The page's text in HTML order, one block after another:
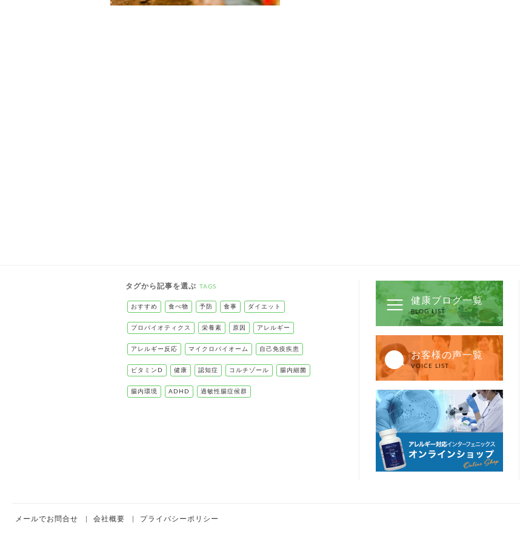
タグから記事を選ぶ TAGS
おすすめ 食べ物 予防 食事 ダイエット
プロバイオティクス 栄養素 原因 アレルギー
アレルギー反応 マイクロバイオーム 自己免疫疾患
ビタミンD 健康 認知症 コルチゾール 腸内細菌
腸内環境 ADHD 過敏性腸症候群
健康ブログ一覧
BLOG LIST
お客様の声一覧
VOICE LIST
メールでお問合せ 会社概要 プライバシーポリシー